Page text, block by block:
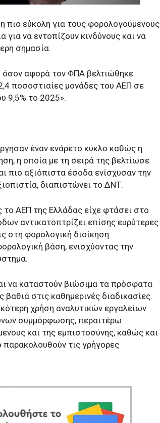
πιο εύκολη για τους φορολογούμενους
για να εντοπίζουν κινδύνους και να
σημασία.
αφορά τον ΦΠΑ βελτιώθηκε
ποσοστιαίες μονάδες του ΑΕΠ σε
9,5% το 2025».
έναν ενάρετο κύκλο καθώς η
η οποία με τη σειρά της βελτίωσε
πιο αξιόπιστα έσοδα ενίσχυσαν την
διαπιστώνει το ΔΝΤ.
ΑΕΠ της Ελλάδας είχε φτάσει στο
αντικατοπτρίζει επίσης ευρύτερες
στη φορολογική διοίκηση
βάση, ενισχύοντας την
να καταστούν βιώσιμα τα πρόσφατα
στις καθημερινές διαδικασίες.
χρήση αναλυτικών εργαλείων
συμμόρφωσης, περαιτέρω
και της εμπιστοσύνης, καθώς και
τις γρήγορες